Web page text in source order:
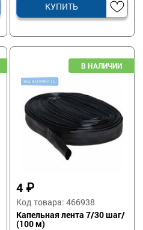
КУПИТЬ
4 ₽
Код товара: 466938
Капельная лента 7/30 шаг/
(100 м)